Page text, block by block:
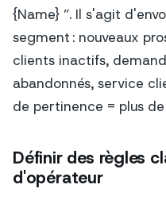
{Name} ”. Il s'agit
segment : nouveaux
clients inactifs,
abandonnés, service
de pertinence = plus de
Définir des règles
d'opérateur